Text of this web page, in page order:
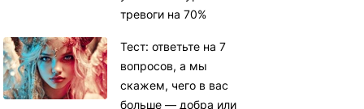
тревоги на 70%
Тест: ответьте на 7
вопросов, а мы
скажем, чего в вас
больше — добра или